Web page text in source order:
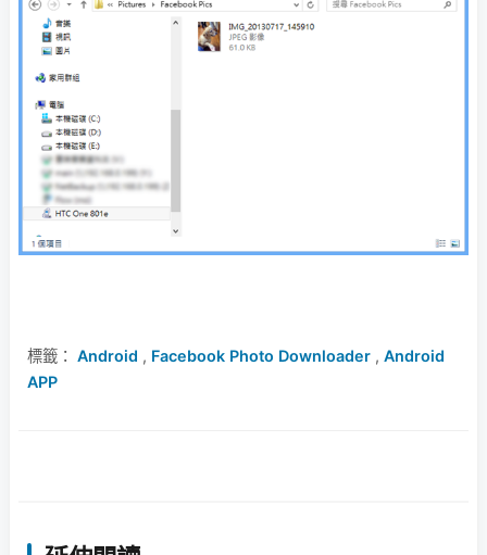
標籤： Android , Facebook Photo Downloader , Android
APP